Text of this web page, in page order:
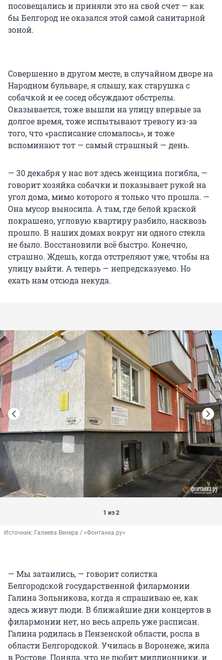
посовещались и приняли это на свой счет — как
бы Белгород не оказался этой самой санитарной
зоной.
Совершенно в другом месте, в случайном дворе на
Народном бульваре, я слышу, как старушка с
собачкой и ее сосед обсуждают обстрелы.
Оказывается, тоже вышли на улицу впервые за
долгое время, тоже испытывают тревогу из-за
того, что «расписание сломалось», и тоже
вспоминают тот — самый страшный — день.
— 30 декабря у нас вот здесь женщина погибла, —
говорит хозяйка собачки и показывает рукой на
угол дома, мимо которого я только что прошла. —
Она мусор выносила. А там, где белой краской
покрашено, угловую квартиру разбило, насквозь
прошло. В наших домах вокруг ни одного стекла
не было. Восстановили всё быстро. Конечно,
страшно. Ждешь, когда отстреляют уже, чтобы на
улицу выйти. А теперь — непредсказуемо. Но
ехать нам отсюда некуда.
1 из 2
Источник: Галеева Венера / «Фонтанка.ру»
— Мы затаились, — говорит солистка
Белгородской государственной филармонии
Галина Зольникова, когда я спрашиваю ее, как
здесь живут люди. В ближайшие дни концертов в
филармонии нет, но весь апрель уже расписан.
Галина родилась в Пензенской области, росла в
области Белгородской. Училась в Воронеже, жила
в Ростове. Поняла, что не любит миллионники, и